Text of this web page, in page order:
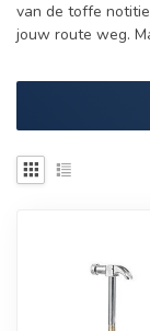
van de toffe
jouw route weg.